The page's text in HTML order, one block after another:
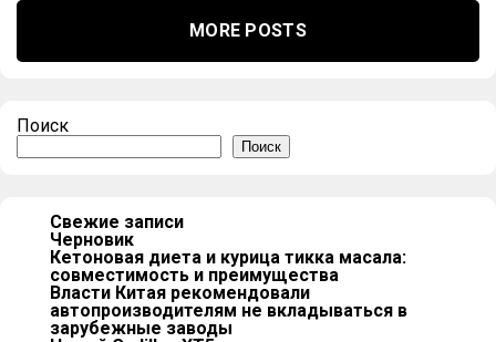
MORE POSTS
Поиск
Поиск
Свежие записи
Черновик
Кетоновая диета и курица тикка масала:
совместимость и преимущества
Власти Китая рекомендовали
автопроизводителям не вкладываться в
зарубежные заводы